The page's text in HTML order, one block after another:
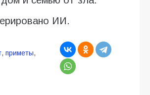
ИИ.
, приметы,